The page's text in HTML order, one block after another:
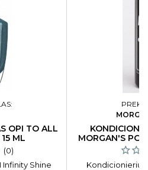
OPI TO ALL
ML
(0)
Infinity Shine
MORGAN'S
Kondicionierius